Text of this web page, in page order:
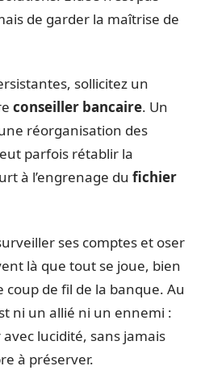
de garder la maîtrise de
sollicitez un
conseiller bancaire. Un
réorganisation des
parfois rétablir la
à l’engrenage du fichier
ses comptes et oser
là que tout se joue, bien
de fil de la banque. Au
ni un allié ni un ennemi :
lucidité, sans jamais
à préserver.